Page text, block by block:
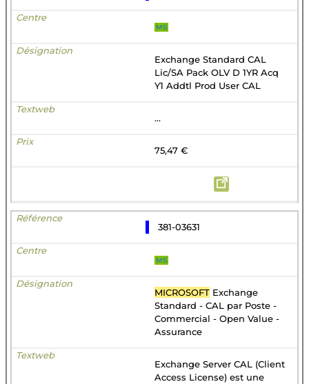
MS
Exchange Standard CAL
Lic/SA Pack OLV D 1YR Acq
Y1 Addtl Prod User CAL
...
75,47 €
381-03631
MS
MICROSOFT Exchange
Standard - CAL par Poste -
Commercial - Open Value -
Assurance
Exchange Server CAL (Client
Access License) est une